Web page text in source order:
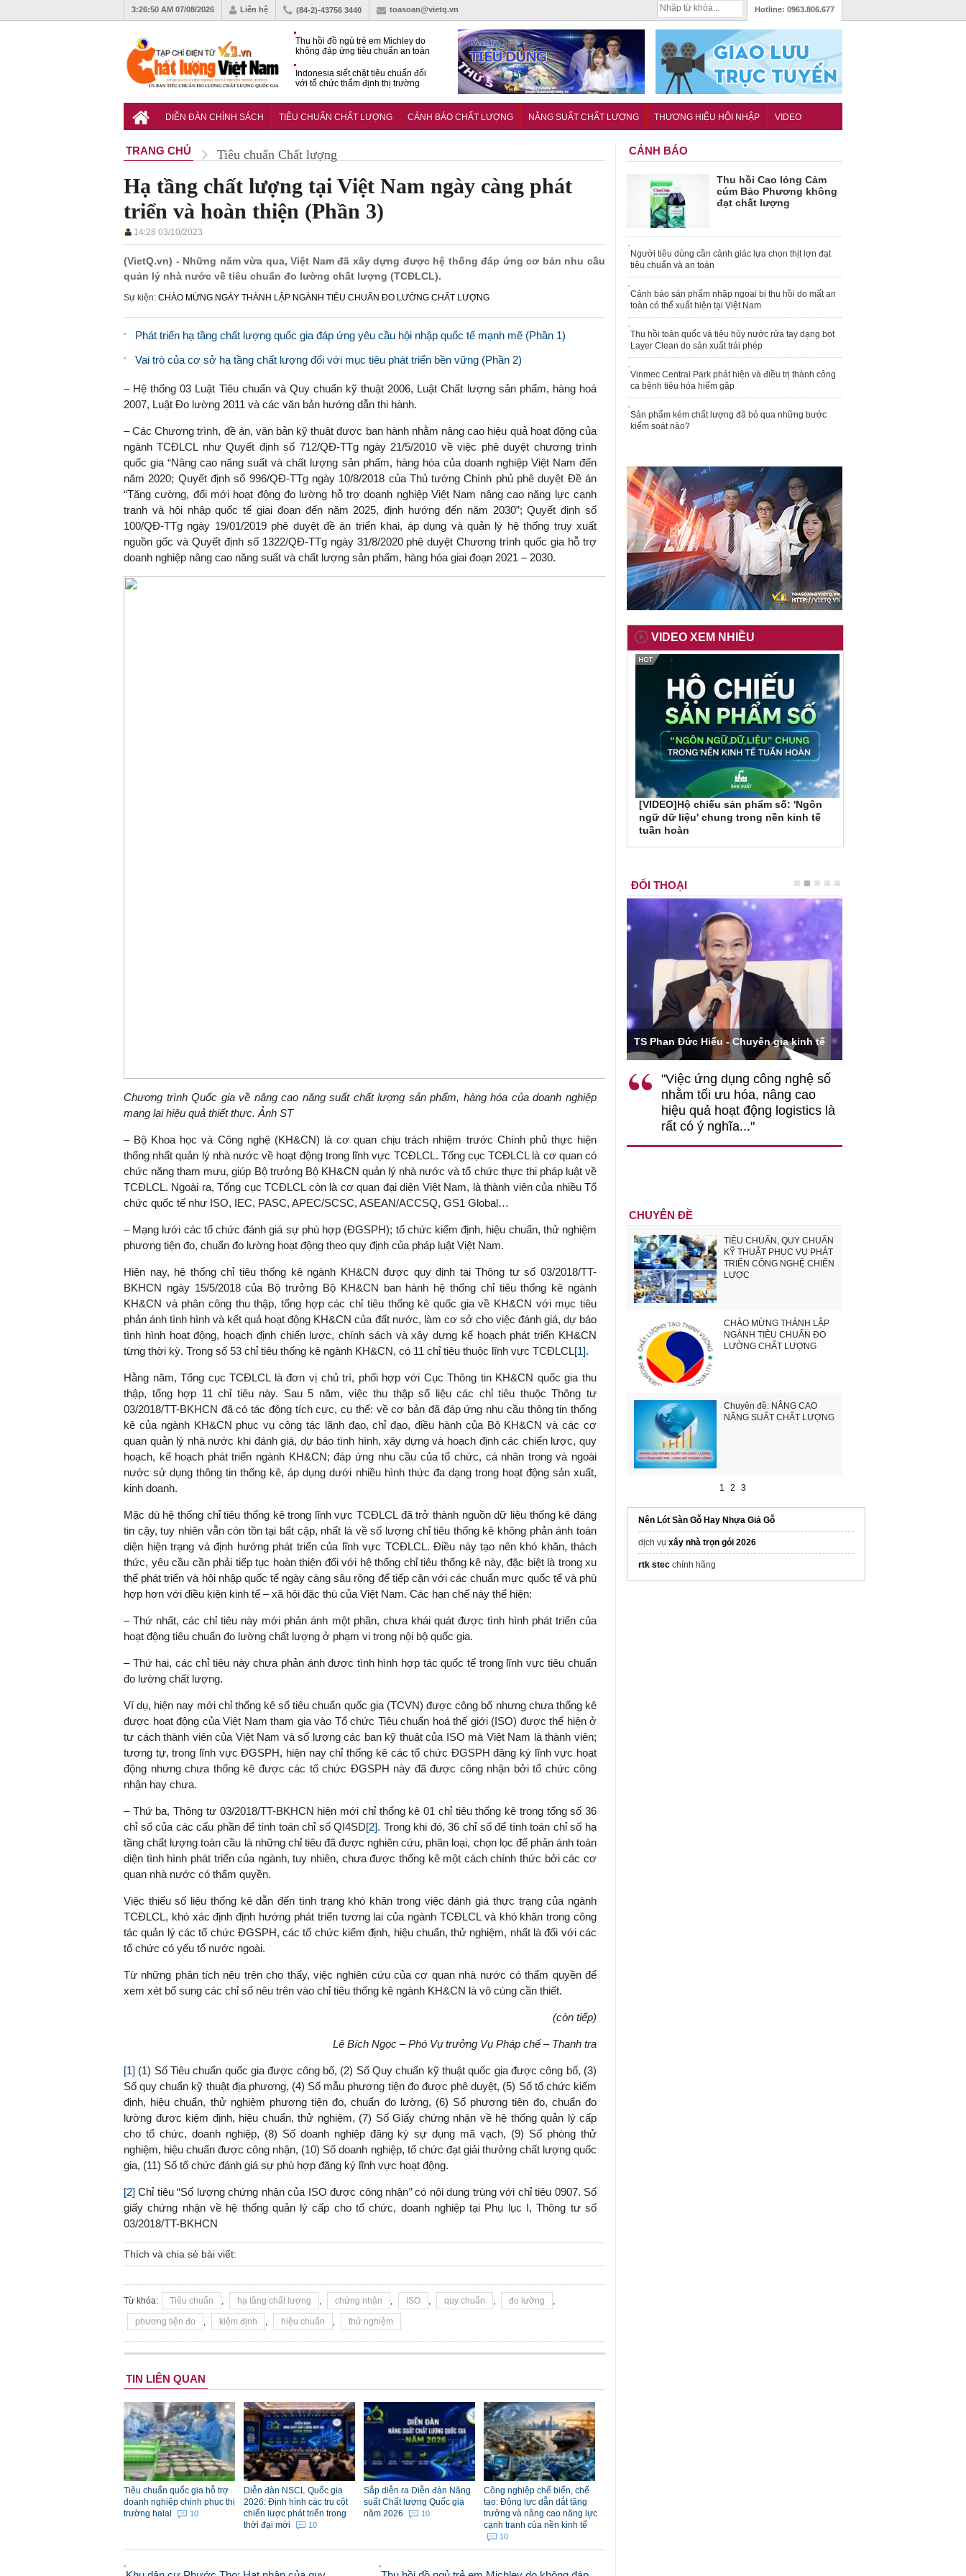
3:26:51 AM 07/08/2026 Liên hệ (84-2)-43756 3440 toasoan@vietq.vn Hotline: 0963.806.677
Thu hồi đồ ngủ trẻ em Michley do
không đáp ứng tiêu chuẩn an toàn
Indonesia siết chặt tiêu chuẩn đối
với tổ chức thẩm định thị trường
mới nâng chuẩn quản lý an toàn
DIỄN ĐÀN CHÍNH SÁCH TIÊU CHUẨN CHẤT LƯỢNG CẢNH BÁO CHẤT LƯỢNG NĂNG SUẤT CHẤT LƯỢNG THƯƠNG HIỆU HỘI NHẬP VIDEO
TRANG CHỦ Tiêu chuẩn Chất lượng
Hạ tầng chất lượng tại Việt Nam ngày càng phát
triển và hoàn thiện (Phần 3)
14:28 03/10/2023
(VietQ.vn) - Những năm vừa qua, Việt Nam đã xây dựng được hệ thống đáp ứng cơ bản nhu cầu
quản lý nhà nước về tiêu chuẩn đo lường chất lượng (TCĐLCL).
Sự kiện: CHÀO MỪNG NGÀY THÀNH LẬP NGÀNH TIÊU CHUẨN ĐO LƯỜNG CHẤT LƯỢNG
Phát triển hạ tầng chất lượng quốc gia đáp ứng yêu cầu hội nhập quốc tế mạnh mẽ (Phần 1)
Vai trò của cơ sở hạ tầng chất lượng đối với mục tiêu phát triển bền vững (Phần 2)
– Hệ thống 03 Luật Tiêu chuẩn và Quy chuẩn kỹ thuật 2006, Luật Chất lượng sản phẩm, hàng hoá
2007, Luật Đo lường 2011 và các văn bản hướng dẫn thi hành.
– Các Chương trình, đề án, văn bản kỹ thuật được ban hành nhằm nâng cao hiệu quả hoạt động của
ngành TCĐLCL như Quyết định số 712/QĐ-TTg ngày 21/5/2010 về việc phê duyệt chương trình
quốc gia “Nâng cao năng suất và chất lượng sản phẩm, hàng hóa của doanh nghiệp Việt Nam đến
năm 2020; Quyết định số 996/QĐ-TTg ngày 10/8/2018 của Thủ tướng Chính phủ phê duyệt Đề án
“Tăng cường, đổi mới hoạt động đo lường hỗ trợ doanh nghiệp Việt Nam nâng cao năng lực cạnh
tranh và hội nhập quốc tế giai đoạn đến năm 2025, định hướng đến năm 2030”; Quyết định số
100/QĐ-TTg ngày 19/01/2019 phê duyệt đề án triển khai, áp dụng và quản lý hệ thống truy xuất
nguồn gốc và Quyết định số 1322/QĐ-TTg ngày 31/8/2020 phê duyệt Chương trình quốc gia hỗ trợ
doanh nghiệp nâng cao năng suất và chất lượng sản phẩm, hàng hóa giai đoạn 2021 – 2030.
Chương trình Quốc gia về nâng cao năng suất chất lượng sản phẩm, hàng hóa của doanh nghiệp
mang lại hiệu quả thiết thực. Ảnh ST
– Bộ Khoa học và Công nghệ (KH&CN) là cơ quan chịu trách nhiệm trước Chính phủ thực hiện
thống nhất quản lý nhà nước về hoạt động trong lĩnh vực TCĐLCL. Tổng cục TCĐLCL là cơ quan có
chức năng tham mưu, giúp Bộ trưởng Bộ KH&CN quản lý nhà nước và tổ chức thực thi pháp luật về
TCĐLCL. Ngoài ra, Tổng cục TCĐLCL còn là cơ quan đại diện Việt Nam, là thành viên của nhiều Tổ
chức quốc tế như ISO, IEC, PASC, APEC/SCSC, ASEAN/ACCSQ, GS1 Global…
– Mạng lưới các tổ chức đánh giá sự phù hợp (ĐGSPH); tổ chức kiểm định, hiệu chuẩn, thử nghiệm
phương tiện đo, chuẩn đo lường hoạt động theo quy định của pháp luật Việt Nam.
Hiện nay, hệ thống chỉ tiêu thống kê ngành KH&CN được quy định tại Thông tư số 03/2018/TT-
BKHCN ngày 15/5/2018 của Bộ trưởng Bộ KH&CN ban hành hệ thống chỉ tiêu thống kê ngành
KH&CN và phân công thu thập, tổng hợp các chỉ tiêu thống kê quốc gia về KH&CN với mục tiêu
phản ánh tình hình và kết quả hoạt động KH&CN của đất nước, làm cơ sở cho việc đánh giá, dự báo
tình hình hoạt động, hoạch định chiến lược, chính sách và xây dựng kế hoạch phát triển KH&CN
từng thời kỳ. Trong số 53 chỉ tiêu thống kê ngành KH&CN, có 11 chỉ tiêu thuộc lĩnh vực TCĐLCL[1].
Hằng năm, Tổng cục TCĐLCL là đơn vị chủ trì, phối hợp với Cục Thông tin KH&CN quốc gia thu
thập, tổng hợp 11 chỉ tiêu này. Sau 5 năm, việc thu thập số liệu các chỉ tiêu thuộc Thông tư
03/2018/TT-BKHCN đã có tác động tích cực, cụ thể: về cơ bản đã đáp ứng nhu cầu thông tin thống
kê của ngành KH&CN phục vụ công tác lãnh đạo, chỉ đạo, điều hành của Bộ KH&CN và các cơ
quan quản lý nhà nước khi đánh giá, dự báo tình hình, xây dựng và hoạch định các chiến lược, quy
hoạch, kế hoạch phát triển ngành KH&CN; đáp ứng nhu cầu của tổ chức, cá nhân trong và ngoài
nước sử dụng thông tin thống kê, áp dụng dưới nhiều hình thức đa dạng trong hoạt động sản xuất,
kinh doanh.
Mặc dù hệ thống chỉ tiêu thống kê trong lĩnh vực TCĐLCL đã trở thành nguồn dữ liệu thống kê đáng
tin cậy, tuy nhiên vẫn còn tồn tại bất cập, nhất là về số lượng chỉ tiêu thống kê không phản ánh toàn
diện hiện trạng và định hướng phát triển của lĩnh vực TCĐLCL. Điều này tạo nên khó khăn, thách
thức, yêu cầu cần phải tiếp tục hoàn thiện đối với hệ thống chỉ tiêu thống kê này, đặc biệt là trong xu
thế phát triển và hội nhập quốc tế ngày càng sâu rộng để tiếp cận với các chuẩn mực quốc tế và phù
hợp hơn với điều kiện kinh tế – xã hội đặc thù của Việt Nam. Các hạn chế này thể hiện:
– Thứ nhất, các chỉ tiêu này mới phản ánh một phần, chưa khái quát được tình hình phát triển của
hoạt động tiêu chuẩn đo lường chất lượng ở phạm vi trong nội bộ quốc gia.
– Thứ hai, các chỉ tiêu này chưa phản ánh được tình hình hợp tác quốc tế trong lĩnh vực tiêu chuẩn
đo lường chất lượng.
Ví dụ, hiện nay mới chỉ thống kê số tiêu chuẩn quốc gia (TCVN) được công bố nhưng chưa thống kê
được hoạt động của Việt Nam tham gia vào Tổ chức Tiêu chuẩn hoá thế giới (ISO) được thể hiện ở
tư cách thành viên của Việt Nam và số lượng các ban kỹ thuật của ISO mà Việt Nam là thành viên;
tương tự, trong lĩnh vực ĐGSPH, hiện nay chỉ thống kê các tổ chức ĐGSPH đăng ký lĩnh vực hoạt
động nhưng chưa thống kê được các tổ chức ĐGSPH này đã được công nhận bởi tổ chức công
nhận hay chưa.
– Thứ ba, Thông tư 03/2018/TT-BKHCN hiện mới chỉ thống kê 01 chỉ tiêu thống kê trong tổng số 36
chỉ số của các cấu phần để tính toán chỉ số QI4SD[2]. Trong khi đó, 36 chỉ số để tính toán chỉ số hạ
tầng chất lượng toàn cầu là những chỉ tiêu đã được nghiên cứu, phân loại, chọn lọc để phản ánh toàn
diện tình hình phát triển của ngành, tuy nhiên, chưa được thống kê một cách chính thức bởi các cơ
quan nhà nước có thẩm quyền.
Việc thiếu số liệu thống kê dẫn đến tình trạng khó khăn trong việc đánh giá thực trạng của ngành
TCĐLCL, khó xác định định hướng phát triển tương lai của ngành TCĐLCL và khó khăn trong công
tác quản lý các tổ chức ĐGSPH, các tổ chức kiểm định, hiệu chuẩn, thử nghiệm, nhất là đối với các
tổ chức có yếu tố nước ngoài.
Từ những phân tích nêu trên cho thấy, việc nghiên cứu của cơ quan nhà nước có thẩm quyền để
xem xét bổ sung các chỉ số nêu trên vào chỉ tiêu thống kê ngành KH&CN là vô cùng cần thiết.
(còn tiếp)
Lê Bích Ngọc – Phó Vụ trưởng Vụ Pháp chế – Thanh tra
[1] (1) Số Tiêu chuẩn quốc gia được công bố, (2) Số Quy chuẩn kỹ thuật quốc gia được công bố, (3)
Số quy chuẩn kỹ thuật địa phương, (4) Số mẫu phương tiện đo được phê duyệt, (5) Số tổ chức kiểm
định, hiệu chuẩn, thử nghiệm phương tiện đo, chuẩn đo lường, (6) Số phương tiện đo, chuẩn đo
lường được kiệm định, hiệu chuẩn, thử nghiệm, (7) Số Giấy chứng nhận về hệ thống quản lý cấp
cho tổ chức, doanh nghiệp, (8) Số doanh nghiệp đăng ký sự dụng mã vạch, (9) Số phòng thử
nghiệm, hiệu chuẩn được công nhận, (10) Số doanh nghiệp, tổ chức đạt giải thưởng chất lượng quốc
gia, (11) Số tổ chức đánh giá sự phù hợp đăng ký lĩnh vực hoạt động.
[2] Chỉ tiêu “Số lượng chứng nhận của ISO được công nhận”có nội dung trùng với chỉ tiêu 0907. Số
giấy chứng nhận về hệ thống quản lý cấp cho tổ chức, doanh nghiệp tại Phụ lục I, Thông tư số
03/2018/TT-BKHCN
Thích và chia sẻ bài viết:
Từ khóa: Tiêu chuẩn , hạ tầng chất lượng , chứng nhận , ISO , quy chuẩn , đo lường ,
phương tiện đo , kiệm định , hiệu chuẩn , thử nghiệm
TIN LIÊN QUAN
Tiêu chuẩn quốc gia hỗ trợ
doanh nghiệp chinh phục thị
trường halal
10
Diễn đàn NSCL Quốc gia
2026: Định hình các trụ cột
chiến lược phát triển trong
thời đại mới
10
Sắp diễn ra Diễn đàn Năng
suất Chất lượng Quốc gia
năm 2026
10
Công nghiệp chế biến, chế
tạo: Động lực dẫn dắt tăng
trưởng và nâng cao năng lực
cạnh tranh của nền kinh tế
10
CẢNH BÁO
Thu hồi Cao lỏng Cảm
cúm Bảo Phương không
đạt chất lượng
Người tiêu dùng cần cảnh giác lựa chọn thịt lợn đạt
tiêu chuẩn và an toàn
Cảnh báo sản phẩm nhập ngoại bị thu hồi do mất an
toàn có thể xuất hiện tại Việt Nam
Thu hồi toàn quốc và tiêu hủy nước rửa tay dạng bọt
Layer Clean do sản xuất trái phép
Vinmec Central Park phát hiện và điều trị thành công
ca bệnh tiêu hóa hiếm gặp
Sản phẩm kém chất lượng đã bỏ qua những bước
kiểm soát nào?
VIDEO XEM NHIỀU
[VIDEO]Hộ chiếu sản phẩm số: 'Ngôn
ngữ dữ liệu' chung trong nền kinh tế
tuần hoàn
ĐỐI THOẠI
"Có rất nhiều việc phải làm
ngay từ bây giờ và trên thực tế
đang được tiến hành như tăng
nghệ; ban hành các cơ chế
khuyến khích đổi mới sáng tạo,
khởi nghiệp..."
Việc sử dụng hiệu quả chính
sách tài khóa không chỉ mang ý
tăng trưởng bền vững dài hạn.
TS Phan Đức Hiếu - Chuyên gia kinh tế
"Việc ứng dụng công nghệ số
nhằm tối ưu hóa, nâng cao
hiệu quả hoạt động logistics là
rất có ý nghĩa..."
CHUYÊN ĐỀ
TIÊU CHUẨN, QUY CHUẨN
KỸ THUẬT PHỤC VỤ PHÁT
TRIỂN CÔNG NGHỆ CHIẾN
LƯỢC
CHÀO MỪNG THÀNH LẬP
NGÀNH TIÊU CHUẨN ĐO
LƯỜNG CHẤT LƯỢNG
Chuyên đề: NÂNG CAO
NĂNG SUẤT CHẤT LƯỢNG
1 2 3
Nên Lót Sàn Gỗ Hay Nhựa Giả Gỗ
dịch vụ xây nhà trọn gói 2026
rtk stec chính hãng